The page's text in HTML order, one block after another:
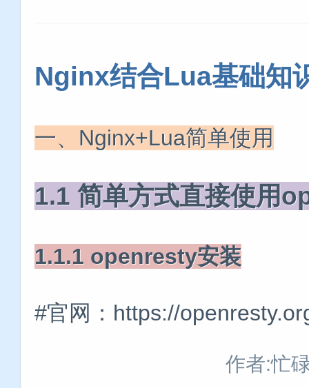
Nginx结合Lua基础知
一、Nginx+Lua简单使用
1.1 简单方式直接使用
1.1.1 openresty安装
#官网：https://
作者:忙